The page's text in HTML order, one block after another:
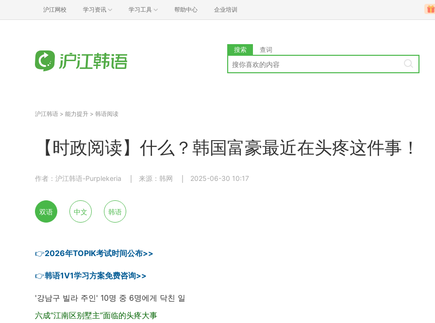
沪江网校 学习资讯 学习工具 帮助中心 企业培训
搜索 查词
沪江韩语 > 能力提升 > 韩语阅读
【时政阅读】什么？韩国富豪最近在头疼这件事！
作者：沪江韩语-Purplekeria 来源：韩网 2025-06-30 10:17
双语 中文 韩语
👉2026年TOPIK考试时间公布>>
👉韩语1V1学习方案免费咨询>>
'강남구 빌라 주인' 10명 중 6명에게 닥친 일
六成“江南区别墅主”面临的头疼大事